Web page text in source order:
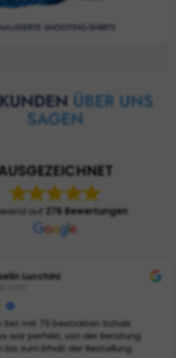
SHOOTING-SHIRTS
ÜBER UNS
SAGEN
auf 276 Bewertungen
Lucchini
Set mit 75 bestickten Schals
war perfekt, von der Beratung
bis zum Erhalt der Bestellung.